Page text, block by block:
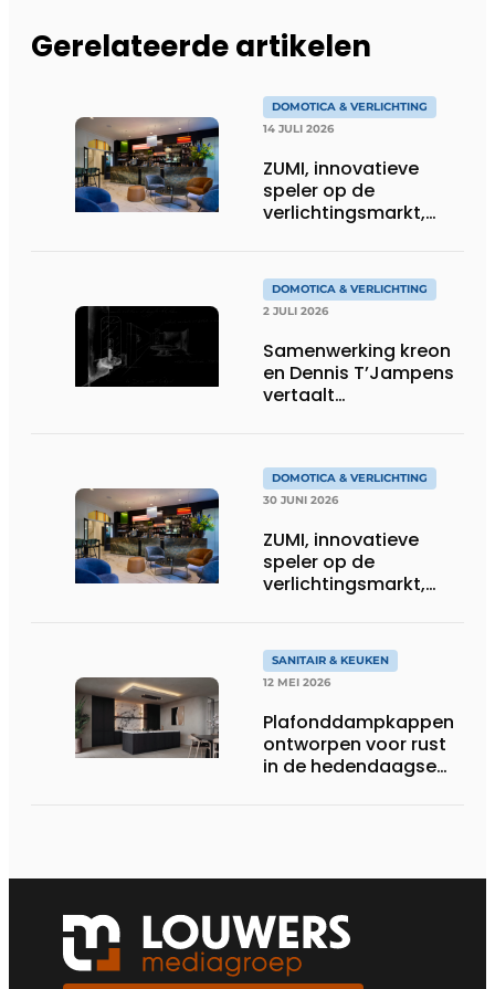
Gerelateerde artikelen
DOMOTICA & VERLICHTING
14 JULI 2026
ZUMI, innovatieve
speler op de
verlichtingsmarkt,
DOMOTICA & VERLICHTING
2 JULI 2026
Samenwerking kreon
en Dennis T’Jampens
vertaalt
sfeervolle verlichting
DOMOTICA & VERLICHTING
30 JUNI 2026
ZUMI, innovatieve
speler op de
verlichtingsmarkt,
SANITAIR & KEUKEN
12 MEI 2026
Plafonddampkappen
ontworpen voor rust
in de hedendaagse